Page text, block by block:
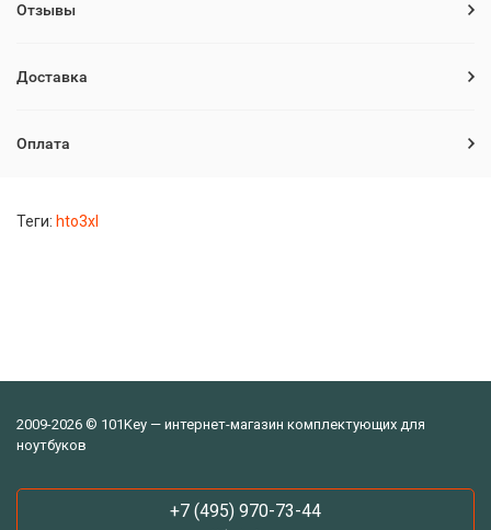
Отзывы
Доставка
Оплата
Теги: hto3xl
2009-2026 © 101Key — интернет-магазин комплектующих для
ноутбуков
+7 (495) 970-73-44